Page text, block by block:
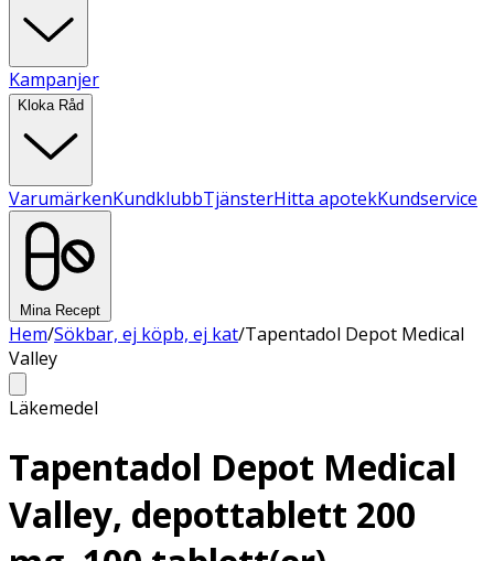
Kampanjer
Kloka Råd
VarumärkenKundklubbTjänsterHitta apotekKundservice
Mina Recept
Hem/Sökbar, ej köpb, ej kat/Tapentadol Depot Medical
Valley
Läkemedel
Tapentadol Depot Medical
Valley, depottablett 200